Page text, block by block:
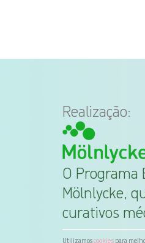
Realização:
O Programa
Mölnlycke,
curativos
Utilizamoscookies para